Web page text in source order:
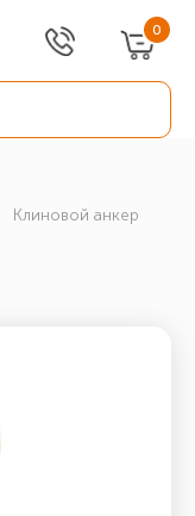
0
Клиновой анкер